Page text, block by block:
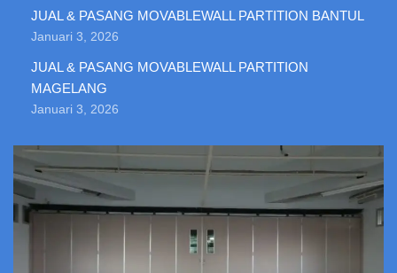
JUAL & PASANG MOVABLEWALL PARTITION BANTUL
Januari 3, 2026
JUAL & PASANG MOVABLEWALL PARTITION
MAGELANG
Januari 3, 2026